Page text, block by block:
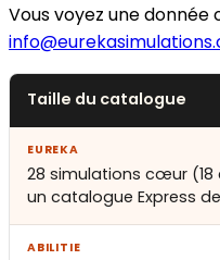
Vous voyez une
Taille du catalogue
28 simulations cœur (18
un catalogue Express